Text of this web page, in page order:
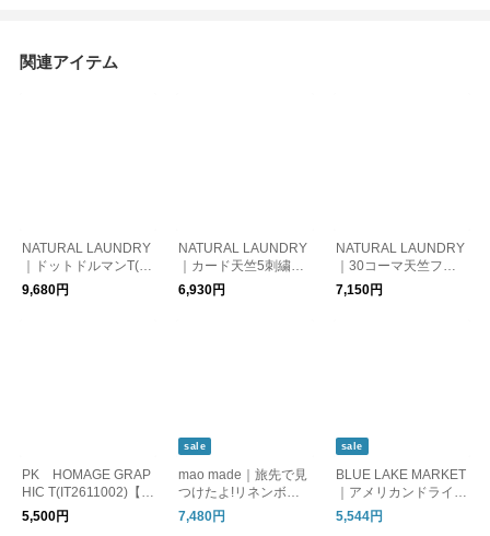
関連アイテム
NATURAL LAUNDRY
｜ドットドルマンT(72
62C013)ナチュラルラ
ンドリー【メール便対
9,680円
NATURAL LAUNDRY
｜カード天竺5刺繍T
シャツ(7263C018)ナ
チュラルランドリー
6,930円
NATURAL LAUNDRY
｜30コーマ天竺フラ
イアッププリントT(72
63C008)ナチュラルラ
7,150円
PK HOMAGE GRAP
HIC T(IT2611002)【メ
ール便対象】
5,500円
sale
mao made｜旅先で見
つけたよ!リネンボー
ダーシリーズ 7分袖T
(521223)マオメイド
7,480円
sale
BLUE LAKE MARKET
｜アメリカンドライ天
竺ヘムラウンドプリン
トT ST.ANSELMS(B-5
5,544円